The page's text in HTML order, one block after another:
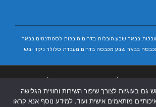
בבאר שבע הובלות בדרום הובלות לסטודנטים בבאר
בבאר שבע מכבסה בדרום מעבדת סלולר ניקוי יבש
בבאר שבע |
בעוגיות לצורך שיפור השירות וחוויית הגלישה
מותאמים אישית ועוד. למידע נוסף אנא קראו